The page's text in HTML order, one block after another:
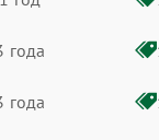
года
года